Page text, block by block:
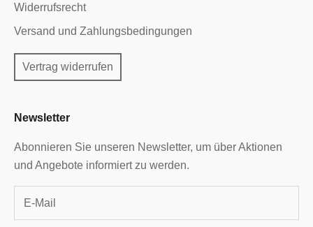
Widerrufsrecht
Versand und Zahlungsbedingungen
Vertrag widerrufen
Newsletter
Abonnieren Sie unseren Newsletter, um über Aktionen
und Angebote informiert zu werden.